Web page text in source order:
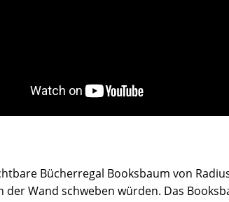
Bücherregal Booksbaum von
der Wand schweben würden. Das